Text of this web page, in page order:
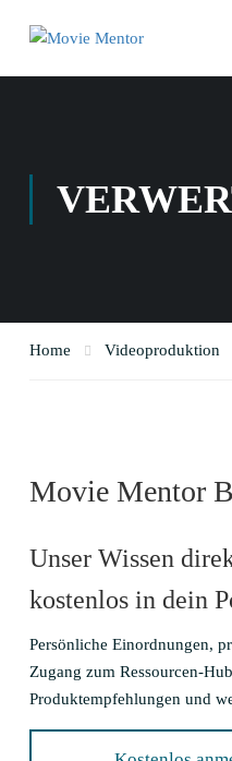
Home Videoproduktion
Movie Mentor
Unser Wissen
kostenlos in dein
Persönliche Einordnungen,
Zugang zum Ressourcen-
Produktempfehlungen und